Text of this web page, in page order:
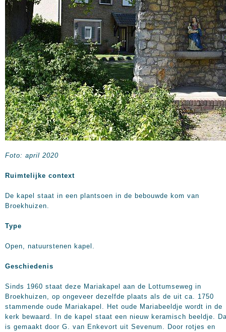
Foto: april 2020
Ruimtelijke context
De kapel staat in een plantsoen in de bebouwde kom van
Broekhuizen.
Type
Open, natuurstenen kapel.
Geschiedenis
Sinds 1960 staat deze Mariakapel aan de Lottumseweg in
Broekhuizen, op ongeveer dezelfde plaats als de uit ca. 1750
stammende oude Mariakapel. Het oude Mariabeeldje wordt in de
kerk bewaard. In de kapel staat een nieuw keramisch beeldje.
is gemaakt door G. van Enkevort uit Sevenum. Door rotjes en